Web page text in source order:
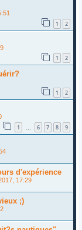
1 2
1 2
1 2
1 … 6 7 8 9
d'expérience
17:29
;)